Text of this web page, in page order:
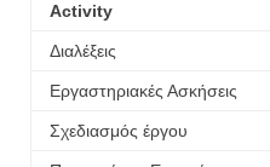
Activity
Διαλέξεις
Εργαστηριακές Ασκήσεις
Σχεδιασμός έργου